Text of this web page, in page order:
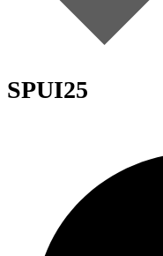
SPUI25